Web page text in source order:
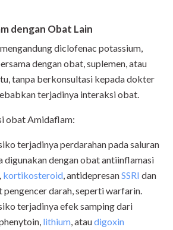
dengan Obat Lain
diclofenac potassium,
dengan obat, suplemen, atau
tanpa berkonsultasi kepada dokter
terjadinya interaksi obat.
obat Amidaflam:
terjadinya perdarahan pada saluran
digunakan dengan obat antiinflamasi
kortikosteroid, antidepresanSSRI dan
darah, seperti warfarin.
terjadinya efek samping dari
lithium, ataudigoxin